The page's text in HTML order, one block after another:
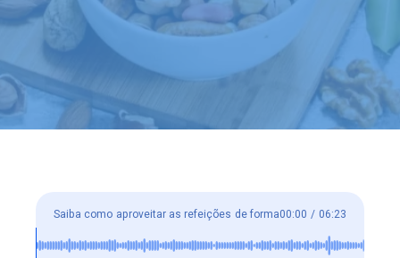
Saiba como aproveitar as refeições de forma
saudável na melhor idade
00:00 / 06:23